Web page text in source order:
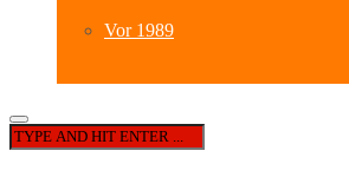
Vor 1989